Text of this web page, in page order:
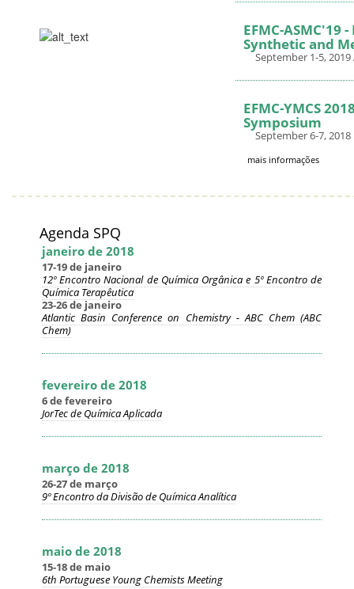
EFMC-
Synthetic and
September 1-5,
EFMC-YMCS
Symposium
September 6-7,
mais informações
Agenda SPQ
janeiro de 2018
17-19 de janeiro
12º Encontro Nacional de Química Orgânica e 5º Encontro de
Química Terapêutica
23-26 de janeiro
Atlantic Basin Conference on Chemistry - ABC Chem (ABC
Chem)
fevereiro de 2018
6 de fevereiro
JorTec de Química Aplicada
março de 2018
26-27 de março
9º Encontro da Divisão de Química Analítica
maio de 2018
15-18 de maio
6th Portuguese Young Chemists Meeting